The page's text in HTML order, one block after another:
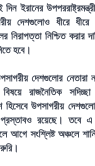
ইরানের উপপররাষ্ট্রমন্ত্রী
দেশগুলোও ধীরে
নিরাপত্তা নিশ্চিত করার
হবে।
দেশগুলোর
রাজনৈতিক
উপসাগরীয় দেশগুলোর
প্রস্তাবও রয়েছে। তবে
আগে সংশ্লিষ্ট অঞ্চলে